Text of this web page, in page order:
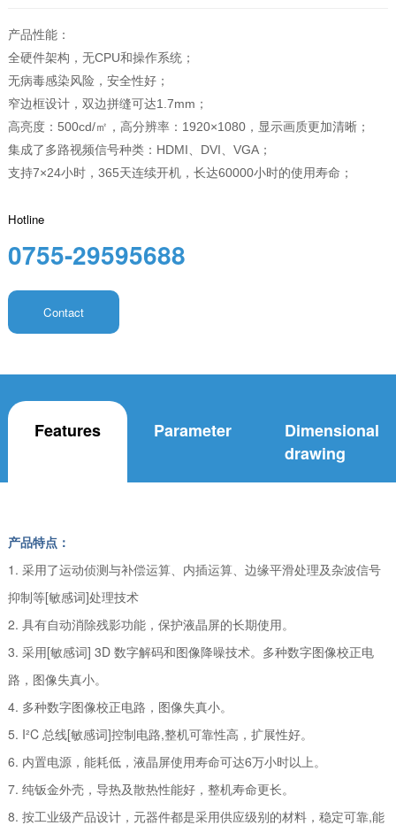
产品性能：
全硬件架构，无CPU和操作系统；
无病毒感染风险，安全性好；
窄边框设计，双边拼缝可达1.7mm；
高亮度：500cd/㎡，高分辨率：1920×1080，显示画质更加清晰；
集成了多路视频信号种类：HDMI、DVI、VGA；
支持7×24小时，365天连续开机，长达60000小时的使用寿命；
Hotline
0755-29595688
Contact
Features Parameter
Dimensional
drawing
产品特点：
1. 采用了运动侦测与补偿运算、内插运算、边缘平滑处理及杂波信号
抑制等[敏感词]处理技术
2. 具有自动消除残影功能，保护液晶屏的长期使用。
3. 采用[敏感词] 3D 数字解码和图像降噪技术。多种数字图像校正电
路，图像失真小。
4. 多种数字图像校正电路，图像失真小。
5. I²C 总线[敏感词]控制电路,整机可靠性高，扩展性好。
6. 内置电源，能耗低，液晶屏使用寿命可达6万小时以上。
7. 纯钣金外壳，导热及散热性能好，整机寿命更长。
8. 按工业级产品设计，元器件都是采用供应级别的材料，稳定可靠,能